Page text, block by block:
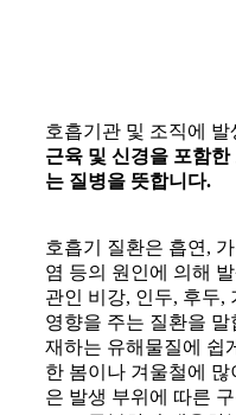
호흡기관 및 조직에 발
근육 및 신경을 포함
는 질병을 뜻합니다.
호흡기 질환은 흡연,
염 등의 원인에 의해
관인 비강, 인두, 후두,
영향을 주는 질환을
재하는 유해물질에 쉽
한 봄이나 겨울철에
은 발생 부위에 따른